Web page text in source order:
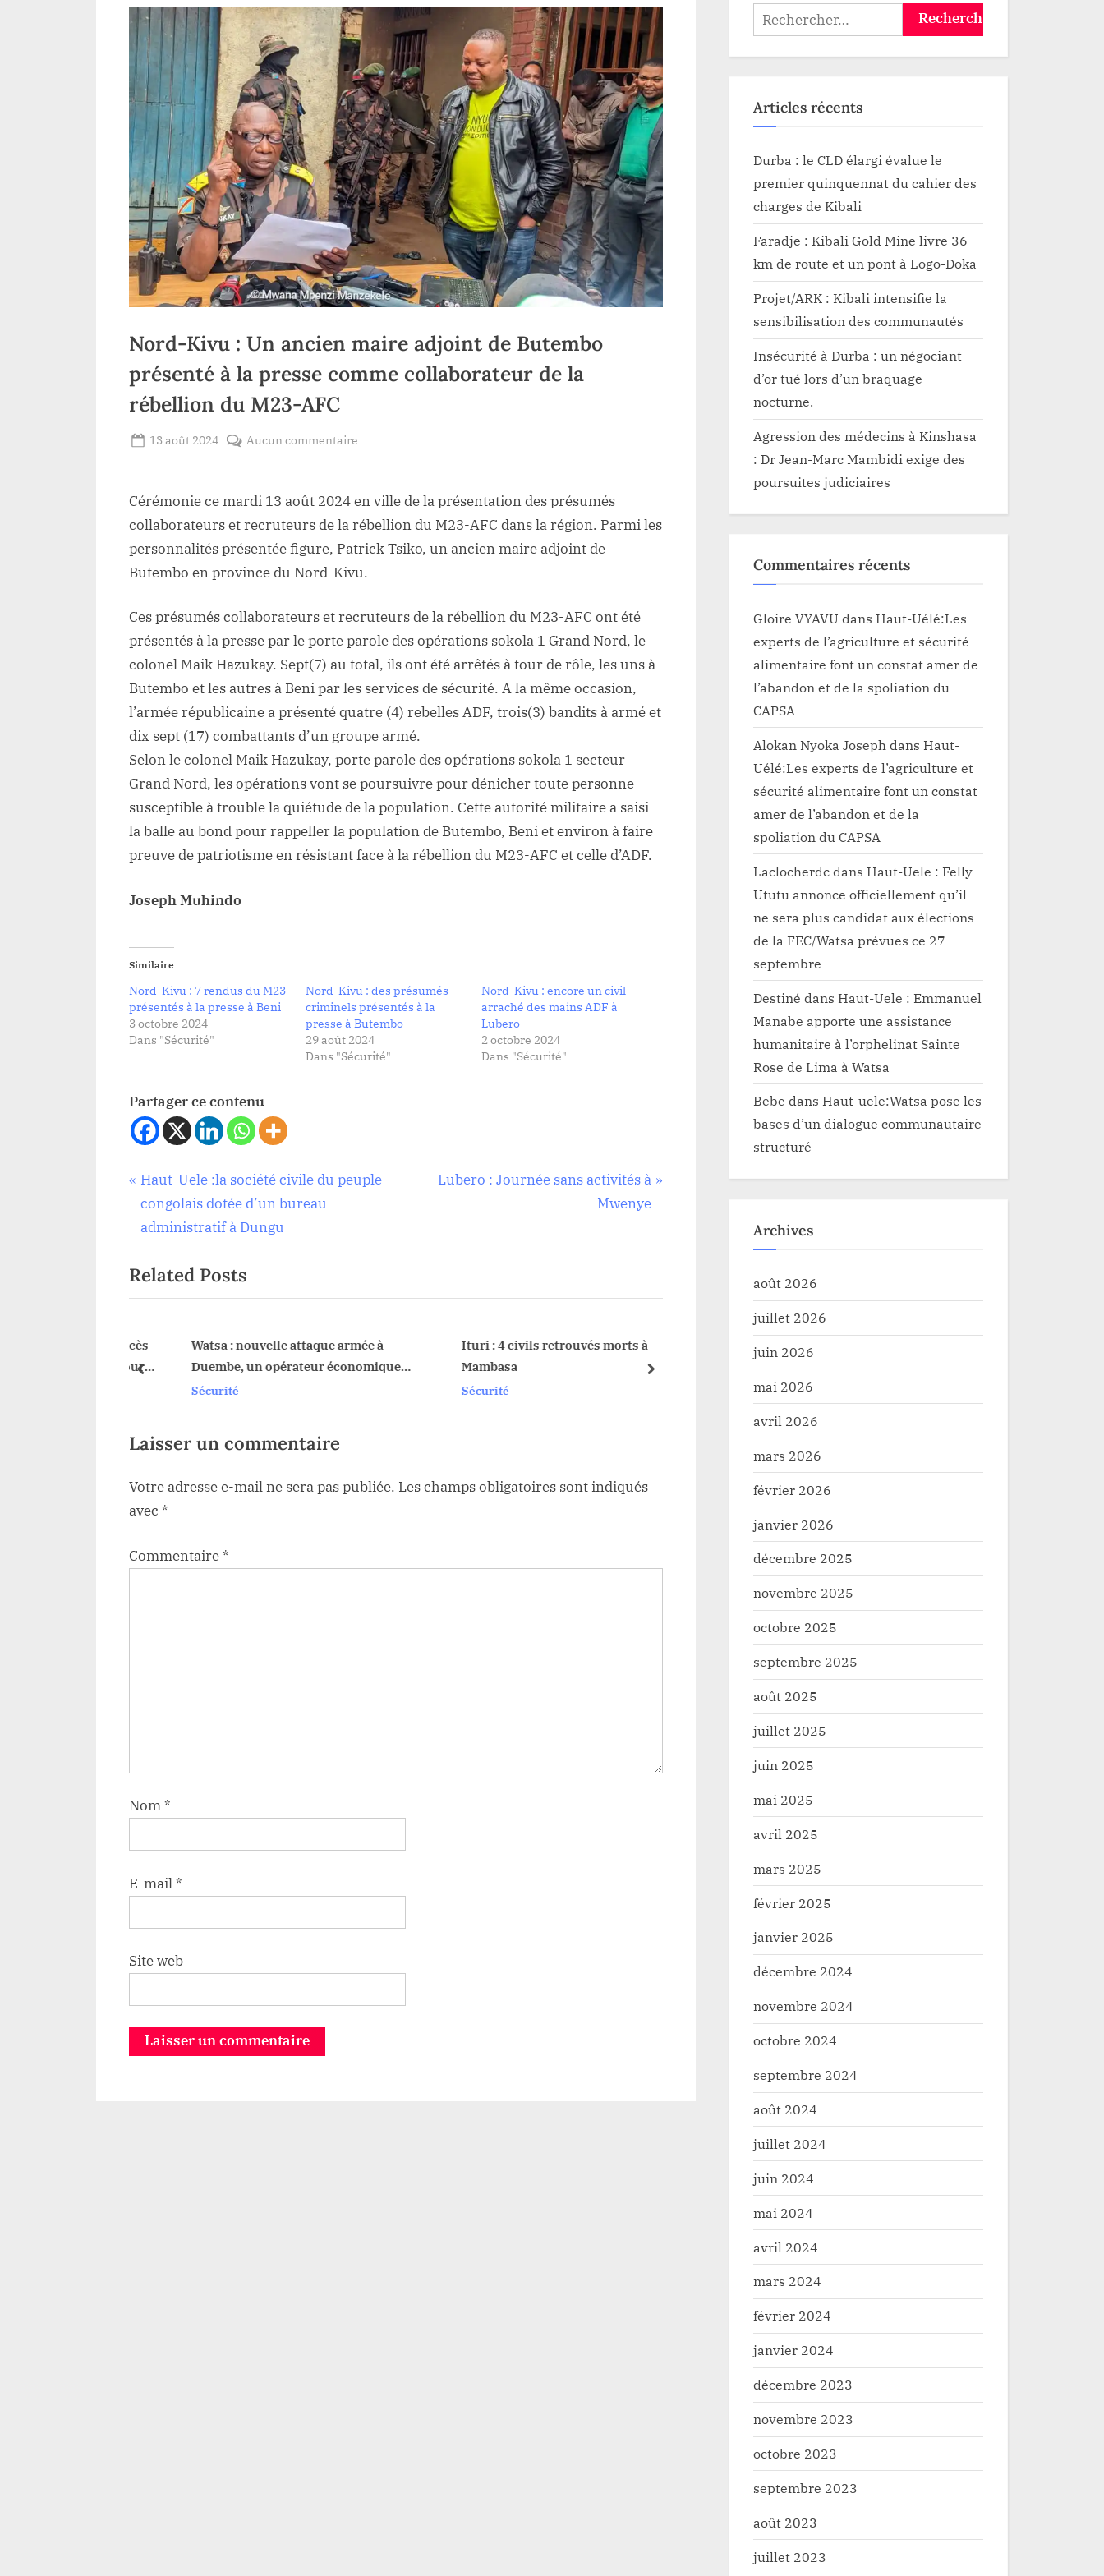
une route de desserte
agricole
interpellations
Nord-Kivu : Un ancien maire adjoint de Butembo
présenté à la presse comme collaborateur de la
rébellion du M23-AFC
Posted
13 août 2024
Aucun commentaire
:
Un
ancien
Butembo
présenté
à
la
presse
collaborateur
de
la
rébellion
du
M23-
Cérémonie ce mardi 13 août 2024 en ville de la présentation des présumés
collaborateurs et recruteurs de la rébellion du M23-AFC dans la région. Parmi les
personnalités présentée figure, Patrick Tsiko, un ancien maire adjoint de
Butembo en province du Nord-Kivu.
Ces présumés collaborateurs et recruteurs de la rébellion du M23-AFC ont été
présentés à la presse par le porte parole des opérations sokola 1 Grand Nord, le
colonel Maik Hazukay. Sept(7) au total, ils ont été arrêtés à tour de rôle, les uns à
Butembo et les autres à Beni par les services de sécurité. A la même occasion,
l’armée républicaine a présenté quatre (4) rebelles ADF, trois(3) bandits à armé et
dix sept (17) combattants d’un groupe armé.
Selon le colonel Maik Hazukay, porte parole des opérations sokola 1 secteur
Grand Nord, les opérations vont se poursuivre pour dénicher toute personne
susceptible à trouble la quiétude de la population. Cette autorité militaire a saisi
la balle au bond pour rappeller la population de Butembo, Beni et environ à faire
preuve de patriotisme en résistant face à la rébellion du M23-AFC et celle d’ADF.
Joseph Muhindo
Similaire
Nord-Kivu : 7 rendus du M23
présentés à la presse à Beni
3 octobre 2024
Dans "Sécurité"
Nord-Kivu : des présumés
criminels présentés à la
presse à Butembo
29 août 2024
Dans "Sécurité"
Nord-Kivu : encore un civil
arraché des mains ADF à
Lubero
2 octobre 2024
Dans "Sécurité"
Partager ce contenu
Sécurité
Navigation
de
l’article
P
r
e
i
o
s
P
t
Haut-Uele :la société civile du peuple
congolais dotée d’un bureau
administratif à Dungu
N
o
Lubero : Journée sans activités à
Mwenye
Related Posts
Watsa : nouvelle attaque armée à
Duembe, un opérateur économique
grièvement blessé
Sécurité
Ituri : 4 civils retrouvés morts à
Mambasa
Sécurité
Haut-Uele : operation “Zero maison de
vente de chanvre”: coup de poing
reussi à Giro
prev next
Laisser un commentaire
Votre adresse e-mail ne sera pas publiée. Les champs obligatoires sont indiqués
avec *
Commentaire*
Nom*
E-mail*
Site web
Rechercher :
Articles récents
Durba : le CLD élargi évalue le
premier quinquennat du cahier des
charges de Kibali
Faradje : Kibali Gold Mine livre 36
km de route et un pont à Logo-Doka
Projet/ARK : Kibali intensifie la
sensibilisation des communautés
Insécurité à Durba : un négociant
d’or tué lors d’un braquage
nocturne.
Agression des médecins à Kinshasa
: Dr Jean-Marc Mambidi exige des
poursuites judiciaires
Commentaires récents
Gloire VYAVU dans Haut-Uélé:Les
experts de l’agriculture et sécurité
alimentaire font un constat amer de
l’abandon et de la spoliation du
CAPSA
Alokan Nyoka Joseph dans Haut-
Uélé:Les experts de l’agriculture et
sécurité alimentaire font un constat
amer de l’abandon et de la
spoliation du CAPSA
Laclocherdcdans Haut-Uele : Felly
Ututu annonce officiellement qu’il
ne sera plus candidat aux élections
de la FEC/Watsa prévues ce 27
septembre
Destiné dans Haut-Uele : Emmanuel
Manabe apporte une assistance
humanitaire à l’orphelinat Sainte
Rose de Lima à Watsa
Bebe dans Haut-uele:Watsa pose les
bases d’un dialogue communautaire
structuré
Archives
août 2026
juillet 2026
juin 2026
mai 2026
avril 2026
mars 2026
février 2026
janvier 2026
décembre 2025
novembre 2025
octobre 2025
septembre 2025
août 2025
juillet 2025
juin 2025
mai 2025
avril 2025
mars 2025
février 2025
janvier 2025
décembre 2024
novembre 2024
octobre 2024
septembre 2024
août 2024
juillet 2024
juin 2024
mai 2024
avril 2024
mars 2024
février 2024
janvier 2024
décembre 2023
novembre 2023
octobre 2023
septembre 2023
août 2023
juillet 2023